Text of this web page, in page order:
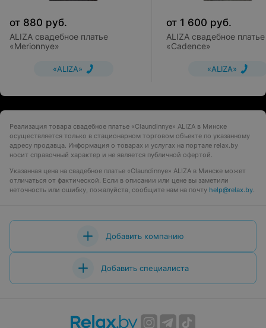
от 880 руб.
ALIZA свадебное платье
«Merionnye»
«ALIZA»
от 1 600 руб.
ALIZA свадебное платье
«Cadence»
«ALIZA»
Реализация товара свадебное платье «Claundinnye» ALIZA в Минске
осуществляется только в стационарном торговом объекте по указанному
адресу продавца. Информация о товарах и услугах на портале relax.by
носит справочный характер и не является публичной офертой.
Указанная цена на свадебное платье «Claundinnye» ALIZA в Минске может
отличаться от фактической. Если в описании или цене вы заметили
неточность или ошибку, пожалуйста, сообщите нам на почту help@relax.by.
Добавить компанию
Добавить специалиста